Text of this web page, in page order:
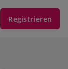
Registrieren